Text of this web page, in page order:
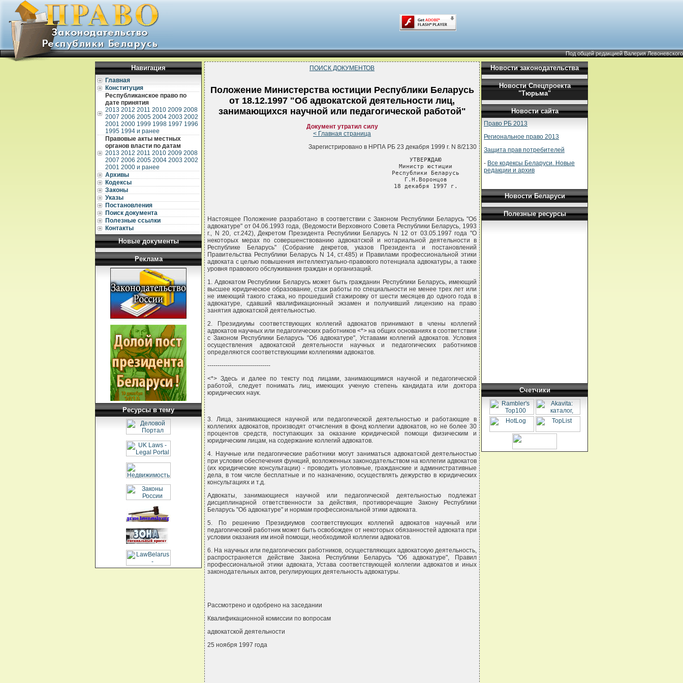
Под общей редакцией Валерия Левоневского
Навигация
Главная
Конституция
Республиканское право по
дате принятия
2013 2012 2011 2010 2009 2008
2007 2006 2005 2004 2003 2002
2001 2000 1999 1998 1997 1996
1995 1994 и ранее
Правовые акты местных
органов власти по датам
2013 2012 2011 2010 2009 2008
2007 2006 2005 2004 2003 2002
2001 2000 и ранее
Архивы
Кодексы
Законы
Указы
Постановления
Поиск документа
Полезные ссылки
Контакты
Новые документы
Реклама
Ресурсы в тему
ПОИСК ДОКУМЕНТОВ
Положение Министерства юстиции Республики Беларусь
от 18.12.1997 "Об адвокатской деятельности лиц,
занимающихся научной или педагогической работой"
Документ утратил силу
< Главная страница
Зарегистрировано в НРПА РБ 23 декабря 1999 г. N 8/2130
                                               УТВЕРЖДАЮ
                                               Министр юстиции
                                               Республики Беларусь
                                               Г.Н.Воронцов
                                               18 декабря 1997 г.
Настоящее Положение разработано в соответствии с Законом Республики Беларусь "Об
адвокатуре" от 04.06.1993 года, (Ведомости Верховного Совета Республики Беларусь, 1993
г., N 20, ст.242), Декретом Президента Республики Беларусь N 12 от 03.05.1997 года "О
некоторых мерах по совершенствованию адвокатской и нотариальной деятельности в
Республике Беларусь" (Собрание декретов, указов Президента и постановлений
Правительства Республики Беларусь N 14, ст.485) и Правилами профессиональной этики
адвоката с целью повышения интеллектуально-правового потенциала адвокатуры, а также
уровня правового обслуживания граждан и организаций.
1. Адвокатом Республики Беларусь может быть гражданин Республики Беларусь, имеющий
высшее юридическое образование, стаж работы по специальности не менее трех лет или
не имеющий такого стажа, но прошедший стажировку от шести месяцев до одного года в
адвокатуре, сдавший квалификационный экзамен и получивший лицензию на право
занятия адвокатской деятельностью.
2. Президиумы соответствующих коллегий адвокатов принимают в члены коллегий
адвокатов научных или педагогических работников <*> на общих основаниях в соответствии
с Законом Республики Беларусь "Об адвокатуре", Уставами коллегий адвокатов. Условия
осуществления адвокатской деятельности научных и педагогических работников
определяются соответствующими коллегиями адвокатов.
-------------------------------
<*> Здесь и далее по тексту под лицами, занимающимися научной и педагогической
работой, следует понимать лиц, имеющих ученую степень кандидата или доктора
юридических наук.
3. Лица, занимающиеся научной или педагогической деятельностью и работающие в
коллегиях адвокатов, производят отчисления в фонд коллегии адвокатов, но не более 30
процентов средств, поступающих за оказание юридической помощи физическим и
юридическим лицам, на содержание коллегий адвокатов.
4. Научные или педагогические работники могут заниматься адвокатской деятельностью
при условии обеспечения функций, возложенных законодательством на коллегии адвокатов
(их юридические консультации) - проводить уголовные, гражданские и административные
дела, в том числе бесплатные и по назначению, осуществлять дежурство в юридических
консультациях и т.д.
Адвокаты, занимающиеся научной или педагогической деятельностью подлежат
дисциплинарной ответственности за действия, противоречащие Закону Республики
Беларусь "Об адвокатуре" и нормам профессиональной этики адвоката.
5. По решению Президиумов соответствующих коллегий адвокатов научный или
педагогический работник может быть освобожден от некоторых обязанностей адвоката при
условии оказания им иной помощи, необходимой коллегии адвокатов.
6. На научных или педагогических работников, осуществляющих адвокатскую деятельность,
распространяется действие Закона Республики Беларусь "Об адвокатуре", Правил
профессиональной этики адвоката, Устава соответствующей коллегии адвокатов и иных
законодательных актов, регулирующих деятельность адвокатуры.
Рассмотрено и одобрено на заседании
Квалификационной комиссии по вопросам
адвокатской деятельности
25 ноября 1997 года
Новости законодательства
Новости Спецпроекта
"Тюрьма"
Новости сайта
Право РБ 2013
Региональное право 2013
Защита прав потребителей
- Все кодексы Беларуси. Новые
редакции и архив
Новости Беларуси
Полезные ресурсы
Счетчики